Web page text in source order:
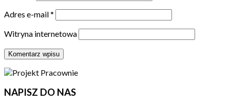
Adres e-mail*
Witryna internetowa
NAPISZ DO NAS